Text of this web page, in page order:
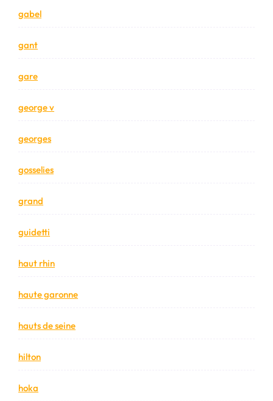
gabel
gant
gare
george v
georges
gosselies
grand
guidetti
haut rhin
haute garonne
hauts de seine
hilton
hoka